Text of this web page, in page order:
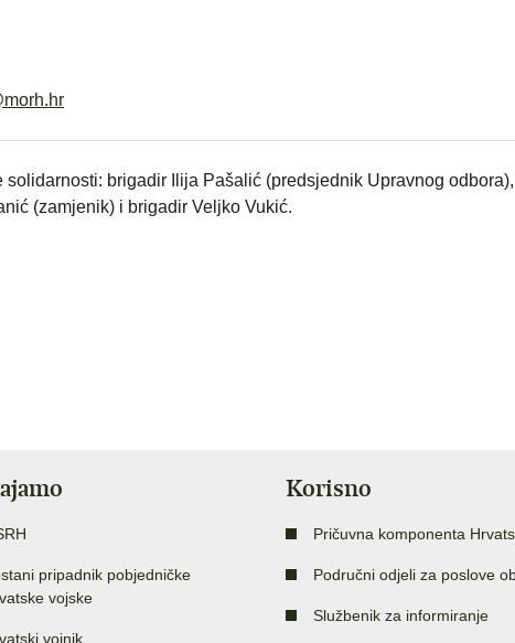
brigadir Ilija Pašalić (predsjednik Upravnog
(zamjenik) i brigadir Veljko Vukić.
pripadnik pobjedničke
vojske
vojnik
Korisno
Pričuvna komponenta
Područni odjeli za poslove
Službenik za informiranje